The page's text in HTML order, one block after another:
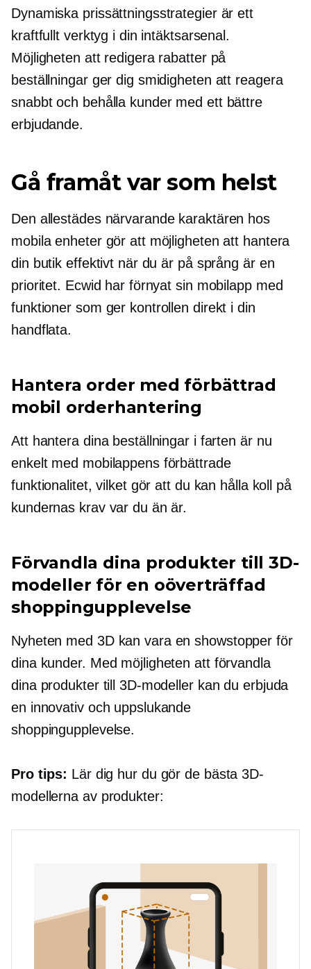
Dynamiska prissättningsstrategier är ett
kraftfullt verktyg i din intäktsarsenal.
Möjligheten att redigera rabatter på
beställningar ger dig smidigheten att reagera
snabbt och behålla kunder med ett bättre
erbjudande.
Gå framåt var som helst
Den allestädes närvarande karaktären hos
mobila enheter gör att möjligheten att hantera
din butik effektivt när du är på språng är en
prioritet. Ecwid har förnyat sin mobilapp med
funktioner som ger kontrollen direkt i din
handflata.
Hantera order med förbättrad
mobil orderhantering
Att hantera dina beställningar i farten är nu
enkelt med mobilappens förbättrade
funktionalitet, vilket gör att du kan hålla koll på
kundernas krav var du än är.
Förvandla dina produkter till 3D-
modeller för en oöverträffad
shoppingupplevelse
Nyheten med 3D kan vara en showstopper för
dina kunder. Med möjligheten att förvandla
dina produkter till 3D-modeller kan du erbjuda
en innovativ och uppslukande
shoppingupplevelse.
Pro tips: Lär dig hur du gör de bästa 3D-
modellerna av produkter: